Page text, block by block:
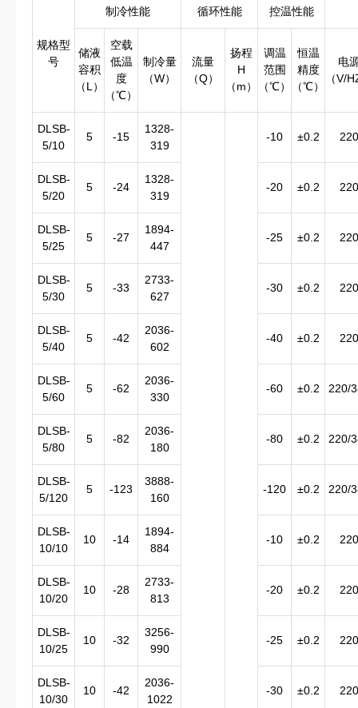
规格型
号
制冷性能 循环性能 控温性能
储液
容积
（L）
空载
低温
度
（℃）
制冷量
（W）
流量
（Q）
扬程
H
（m）
调温
范围
（℃）
恒温
精度
（℃）
电
（V/
DLSB-
5/10
5 -15
1328-
319
-10 ±0.2 220
DLSB-
5/20
5 -24
1328-
319
-20 ±0.2 220
DLSB-
5/25
5 -27
1894-
447
-25 ±0.2 220
DLSB-
5/30
5 -33
2733-
627
-30 ±0.2 220
DLSB-
5/40
5 -42
2036-
602
-40 ±0.2 220
DLSB-
5/60
5 -62
2036-
330
-60 ±0.2 220/
DLSB-
5/80
5 -82
2036-
180
-80 ±0.2 220/
DLSB-
5/120
5 -123
3888-
160
-120 ±0.2 220/
DLSB-
10/10
10 -14
1894-
884
-10 ±0.2 220
DLSB-
10/20
10 -28
2733-
813
-20 ±0.2 220
DLSB-
10/25
10 -32
3256-
990
-25 ±0.2 220
DLSB-
10/30
10 -42
2036-
1022
-30 ±0.2 220